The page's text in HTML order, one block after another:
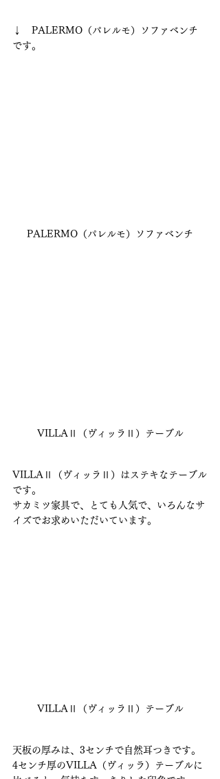
↓　PALERMO（パレルモ）ソファベンチ
です。
PALERMO（パレルモ）ソファベンチ
VILLAⅡ（ヴィッラⅡ）テーブル
VILLAⅡ（ヴィッラⅡ）はステキなテーブル
です。
サカミツ家具で、とても人気で、いろんなサ
イズでお求めいただいています。
VILLAⅡ（ヴィッラⅡ）テーブル
天板の厚みは、3センチで自然耳つきです。
4センチ厚のVILLA（ヴィッラ）テーブルに